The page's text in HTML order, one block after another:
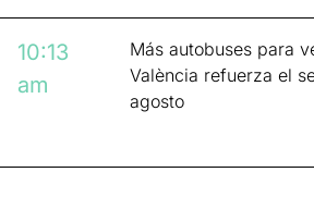
10:13
am
Más autobuses para
València refuerza el
agosto